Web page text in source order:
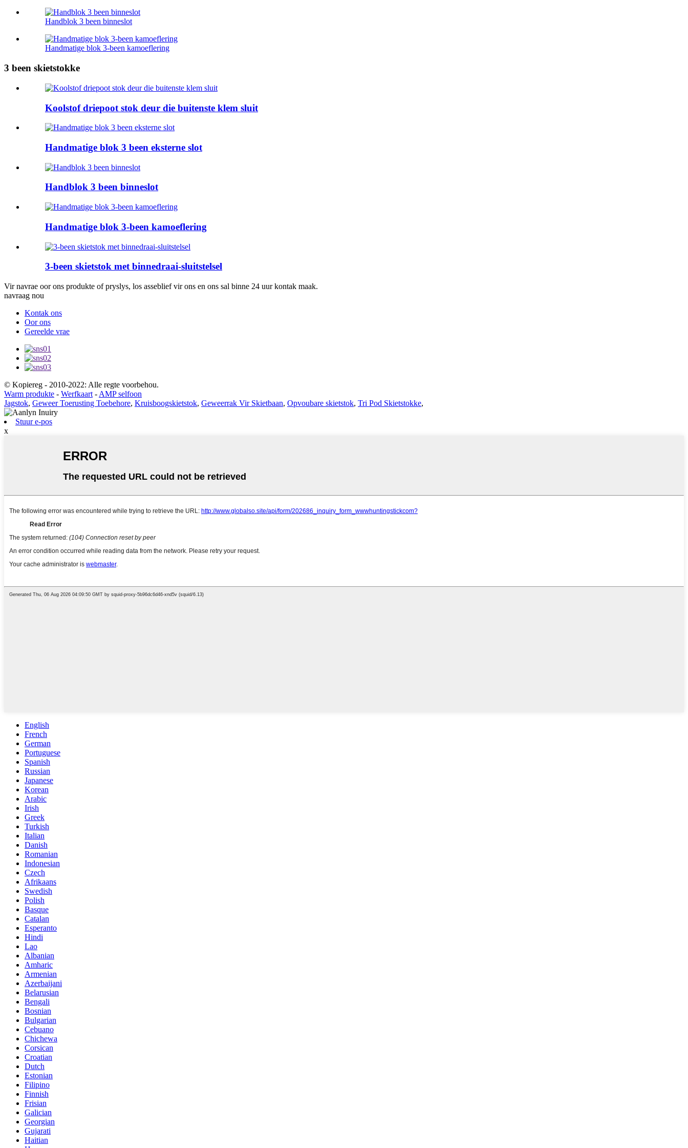
Handblok 3 been binneslot
Handmatige blok 3-been kamoeflering
3 been skietstokke
Koolstof driepoot stok deur die buitenste klem sluit
Handmatige blok 3 been eksterne slot
Handblok 3 been binneslot
Handmatige blok 3-been kamoeflering
3-been skietstok met binnedraai-sluitstelsel
Vir navrae oor ons produkte of pryslys, los asseblief vir ons en ons sal binne 24 uur kontak maak.
navraag nou
Kontak ons
Oor ons
Gereelde vrae
© Kopiereg - 2010-2022: Alle regte voorbehou.
Warm produkte - Werfkaart - AMP selfoon
Jagstok, Geweer Toerusting Toebehore, Kruisboogskietstok, Geweerrak Vir Skietbaan, Opvoubare skietstok, Tri Pod Skietstokke,
Stuur e-pos
x
English
French
German
Portuguese
Spanish
Russian
Japanese
Korean
Arabic
Irish
Greek
Turkish
Italian
Danish
Romanian
Indonesian
Czech
Afrikaans
Swedish
Polish
Basque
Catalan
Esperanto
Hindi
Lao
Albanian
Amharic
Armenian
Azerbaijani
Belarusian
Bengali
Bosnian
Bulgarian
Cebuano
Chichewa
Corsican
Croatian
Dutch
Estonian
Filipino
Finnish
Frisian
Galician
Georgian
Gujarati
Haitian